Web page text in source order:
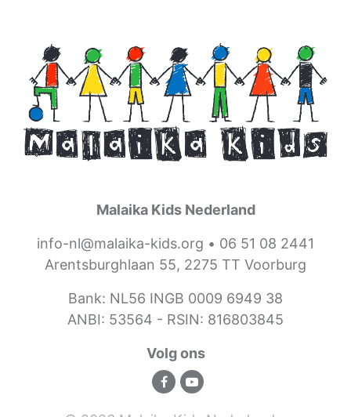
Malaika Kids Nederland
info-nl@malaika-kids.org • 06 51 08 2441
Arentsburghlaan 55, 2275 TT Voorburg
Bank: NL56 INGB 0009 6949 38
ANBI: 53564 - RSIN: 816803845
Volg ons